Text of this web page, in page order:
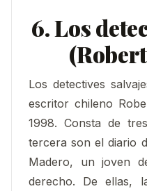
6. Los
Los detectives
escritor chileno
1998. Consta de
tercera son el diario
Madero, un joven
derecho.​ De ellas,